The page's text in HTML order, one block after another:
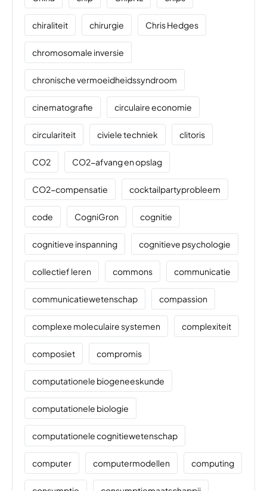
chiraliteit chirurgie Chris Hedges
chromosomale inversie
chronische vermoeidheidssyndroom
cinematografie circulaire economie
circulariteit civiele techniek clitoris
CO2 CO2-afvang en opslag
CO2-compensatie cocktailpartyprobleem
code CogniGron cognitie
cognitieve inspanning cognitieve psychologie
collectief leren commons communicatie
communicatiewetenschap compassion
complexe moleculaire systemen complexiteit
composiet compromis
computationele biogeneeskunde
computationele biologie
computationele cognitiewetenschap
computer computermodellen computing